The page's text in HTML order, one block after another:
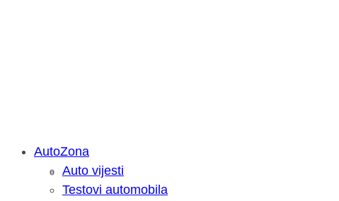
Savjetujemo: Što učiniti kada vaš iPad
AutoZona
Auto vijesti
Testovi automobila